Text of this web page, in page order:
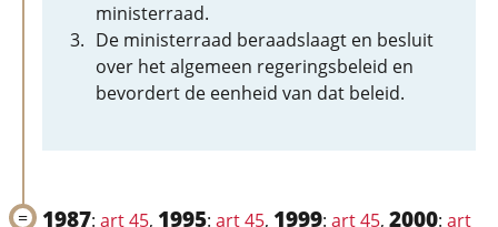
ministerraad.
De ministerraad beraadslaagt en besluit
over het algemeen regeringsbeleid en
bevordert de eenheid van dat beleid.
1987: art 45, 1995: art 45, 1999: art 45, 2000: art